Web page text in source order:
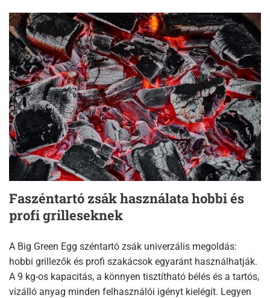
Faszéntartó zsák használata hobbi és
profi grilleseknek
A Big Green Egg széntartó zsák univerzális megoldás:
hobbi grillezők és profi szakácsok egyaránt használhatják.
A 9 kg-os kapacitás, a könnyen tisztítható bélés és a tartós,
vízálló anyag minden felhasználói igényt kielégít. Legyen